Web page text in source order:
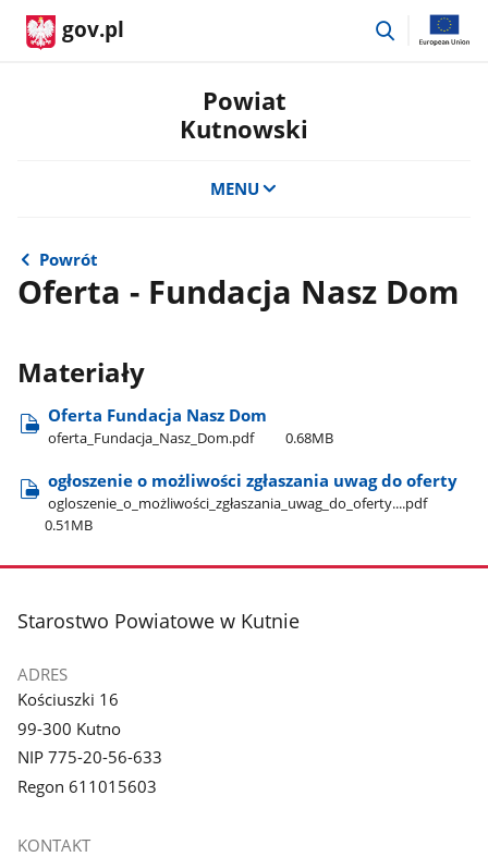
gov.pl
przejdź
Powiat
Kutnowski
MENU
Powrót
Oferta - Fundacja Nasz Dom
Materiały
Oferta Fundacja Nasz Dom
oferta​_Fundacja​_Nasz​_Dom.pdf 0.68MB
ogłoszenie o możliwości zgłaszania uwag do oferty
ogloszenie​_o​_możliwości​_zgłaszania​_uwag​_do​_oferty....pdf
0.51MB
stopka
Starostwo Powiatowe w Kutnie
ADRES
Kościuszki 16
99-300 Kutno
NIP 775-20-56-633
Regon 611015603
KONTAKT